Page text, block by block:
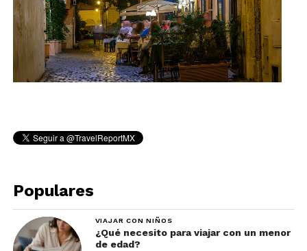
Populares
VIAJAR CON NIÑOS
¿Qué necesito para viajar con un menor
de edad?